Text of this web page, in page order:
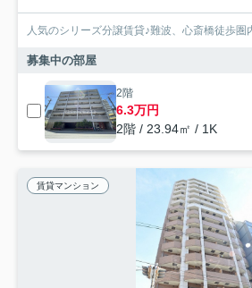
人気のシリーズ分譲賃貸♪難波、心斎橋徒歩圏
募集中の部屋
2階
6.3万円
2階 / 23.94㎡ / 1K
賃貸マンション